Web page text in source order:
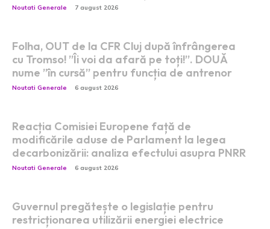
Noutati Generale 7 august 2026
Folha, OUT de la CFR Cluj după înfrângerea
cu Tromso! ”Îi voi da afară pe toți!”. DOUĂ
nume ”în cursă” pentru funcția de antrenor
Noutati Generale 6 august 2026
Reacția Comisiei Europene față de
modificările aduse de Parlament la legea
decarbonizării: analiza efectului asupra PNRR
Noutati Generale 6 august 2026
Guvernul pregătește o legislație pentru
restricționarea utilizării energiei electrice